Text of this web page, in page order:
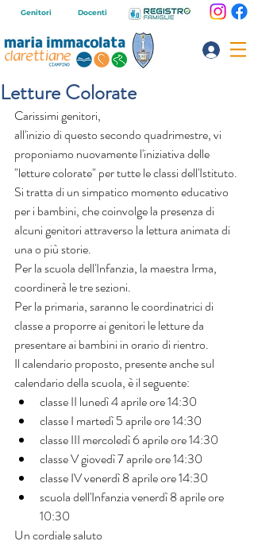
Genitori Docenti
Letture Colorate
Carissimi genitori,
all'inizio di questo secondo quadrimestre, vi
proponiamo nuovamente l'iniziativa delle
"letture colorate" per tutte le classi dell'Istituto.
Si tratta di un simpatico momento educativo
per i bambini, che coinvolge la presenza di
alcuni genitori attraverso la lettura animata di
una o più storie.
Per la scuola dell'Infanzia, la maestra Irma,
coordinerà le tre sezioni.
Per la primaria, saranno le coordinatrici di
classe a proporre ai genitori le letture da
presentare ai bambini in orario di rientro.
Il calendario proposto, presente anche sul
calendario della scuola, è il seguente:
classe II lunedì 4 aprile ore 14:30
classe I martedì 5 aprile ore 14:30
classe III mercoledì 6 aprile ore 14:30
classe V giovedì 7 aprile ore 14:30
classe IV venerdì 8 aprile ore 14:30
scuola dell'Infanzia venerdì 8 aprile ore
10:30
Un cordiale saluto